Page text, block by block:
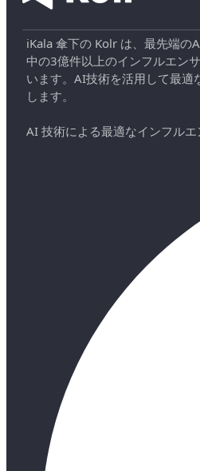
iKala 傘下の Kolr は、最先端の
中の3億件以上のインフルエン
います。AI技術を活用して最
します。
AI 技術による最適なインフル